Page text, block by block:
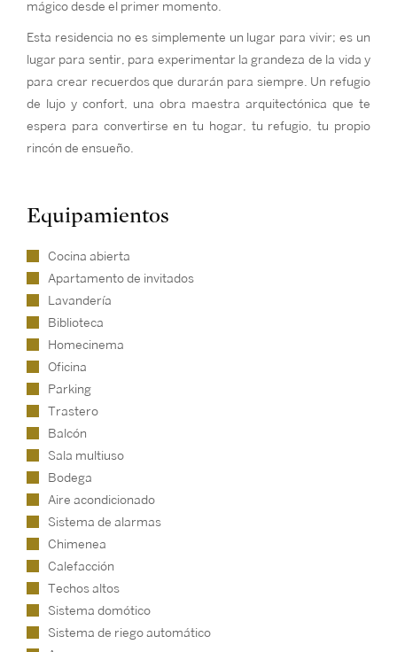
mágico desde el primer momento.
Esta residencia no es simplemente un lugar para vivir; es un
lugar para sentir, para experimentar la grandeza de la vida y
para crear recuerdos que durarán para siempre. Un refugio
de lujo y confort, una obra maestra arquitectónica que te
espera para convertirse en tu hogar, tu refugio, tu propio
rincón de ensueño.
Equipamientos
Cocina abierta
Apartamento de invitados
Lavandería
Biblioteca
Homecinema
Oficina
Parking
Trastero
Balcón
Sala multiuso
Bodega
Aire acondicionado
Sistema de alarmas
Chimenea
Calefacción
Techos altos
Sistema domótico
Sistema de riego automático